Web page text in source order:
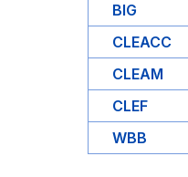
BIG
CLEACC
CLEAM
CLEF
WBB